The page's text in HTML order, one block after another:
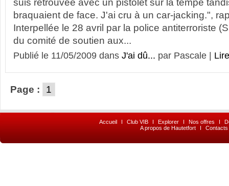
suis retrouvée avec un pistolet sur la tempe
braquaient de face. J'ai cru à un car-jacking.",
Interpellée le 28 avril par la police antiterroriste
du comité de soutien aux...
Publié le 11/05/2009 dans J'ai dû... par Pascale |
Page : 1
Accueil I Club VIB I Explorer I Nos offres I
A propos de Hautetfort
I Contacts